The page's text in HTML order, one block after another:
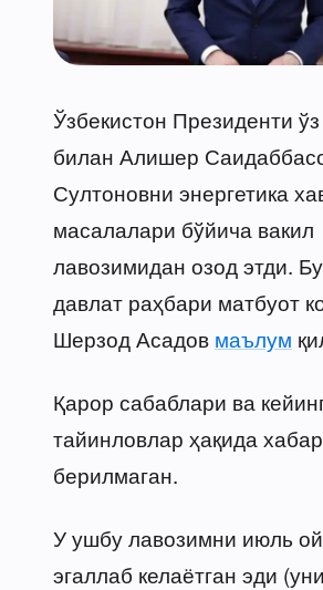
Ўзбекистон Президенти
билан Алишер
Султоновни энергетика
масалалари бўйича вакил
лавозимидан озод этди.
давлат раҳбари матбуот
Шерзод Асадов маълум
Қарор сабаблари ва
тайинловлар ҳақида хабар
берилмаган.
У ушбу лавозимни июль
эгаллаб келаётган эди